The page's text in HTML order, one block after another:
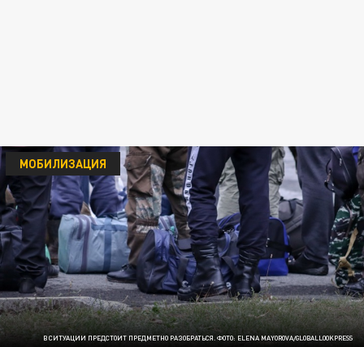
В СИТУАЦИИ ПРЕДСТОИТ ПРЕДМЕТНО РАЗОБРАТЬСЯ. ФОТО: ELENA MAYOROVA/GLOBALLOOKPRESS
МОБИЛИЗАЦИЯ